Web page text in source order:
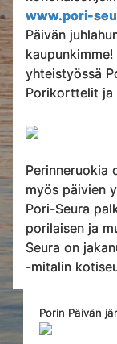
www.pori-
Päivän
yhteistyössä
Porikorttelit ja
Perinneruokia
myös päivien
Pori-Seura
porilaisen ja
Seura on
-mitalin
Porin Päivän